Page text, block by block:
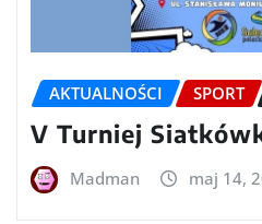
AKTUALNOŚCI SPORT
V Turniej
Madman maj 14,